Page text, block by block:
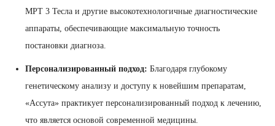
МРТ 3 Тесла и другие высокотехнологичные диагностические
аппараты, обеспечивающие максимальную точность
постановки диагноза.
Персонализированный подход: Благодаря глубокому
генетическому анализу и доступу к новейшим препаратам,
«Ассута» практикует персонализированный подход к лечению,
что является основой современной медицины.